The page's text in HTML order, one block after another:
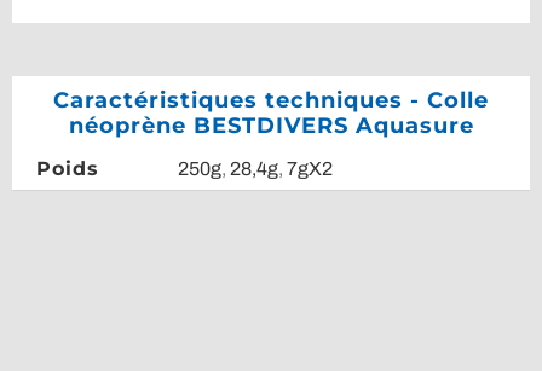
Caractéristiques techniques - Colle
néoprène BESTDIVERS Aquasure
Poids 250g, 28,4g, 7gX2